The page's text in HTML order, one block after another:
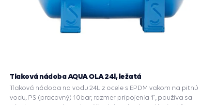
Tlaková nádoba AQUA OLA 24l, ležatá
Tlaková nádoba na vodu 24L z ocele s EPDM vakom na pitnú
vodu, PS (pracovný) 10bar, rozmer pripojenia 1", používa sa